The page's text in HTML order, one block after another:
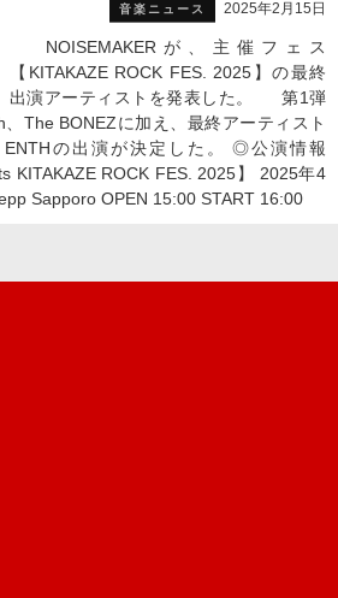
音楽ニュース 2025年2月15日
NOISEMAKERが、主催フェス
【KITAKAZE ROCK FES. 2025】の最終
出演アーティストを発表した。 第1弾
The BONEZに加え、最終アーティスト
ENTHの出演が決定した。 ◎公演情報
KITAKAZE ROCK FES. 2025】 2025年4
Sapporo OPEN 15:00 START 16:00